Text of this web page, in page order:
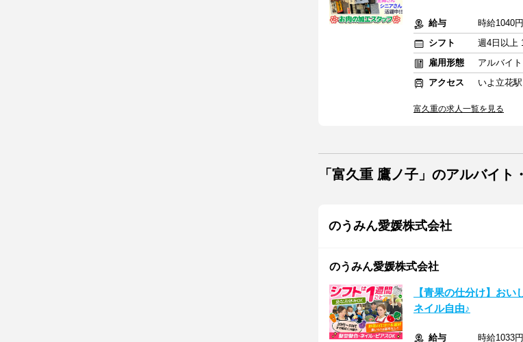
給与
時給1040
シフト
週4日以上
雇用形態
アルバイ
アクセス
いよ立花
富久重の求人一覧を見る
「富久重 鷹ノ子」のアルバイ
のうみん愛媛株式会社
のうみん愛媛株式会社
【青果の仕分け】お
ネイル自由♪
給与 時給1033